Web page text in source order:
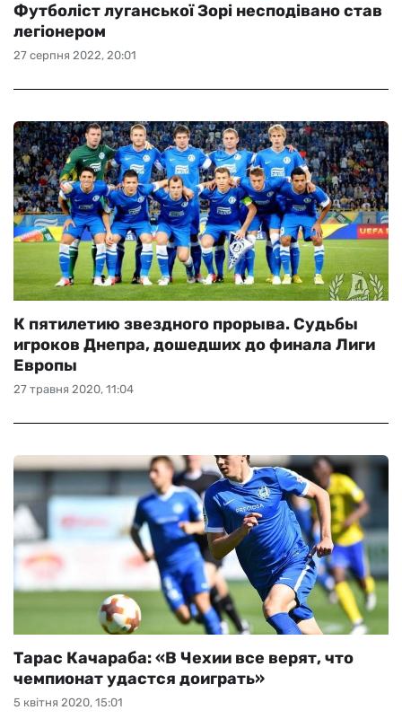
27 серпня 2022, 20:01
Футболіст луганської Зорі несподівано став
легіонером
27 травня 2020, 11:04
К пятилетию звездного прорыва. Судьбы
игроков Днепра, дошедших до финала Лиги
Европы
5 квітня 2020, 15:01
Тарас Качараба: «В Чехии все верят, что
чемпионат удастся доиграть»